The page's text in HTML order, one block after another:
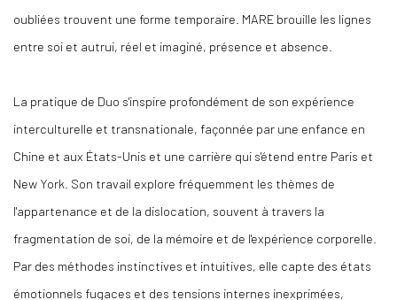
oubliées trouvent une forme temporaire. MARE brouille les lignes
entre soi et autrui, réel et imaginé, présence et absence.
La pratique de Duo s'inspire profondément de son expérience
interculturelle et transnationale, façonnée par une enfance en
Chine et aux États-Unis et une carrière qui s'étend entre Paris et
New York. Son travail explore fréquemment les thèmes de
l'appartenance et de la dislocation, souvent à travers la
fragmentation de soi, de la mémoire et de l'expérience corporelle.
Par des méthodes instinctives et intuitives, elle capte des états
émotionnels fugaces et des tensions internes inexprimées,